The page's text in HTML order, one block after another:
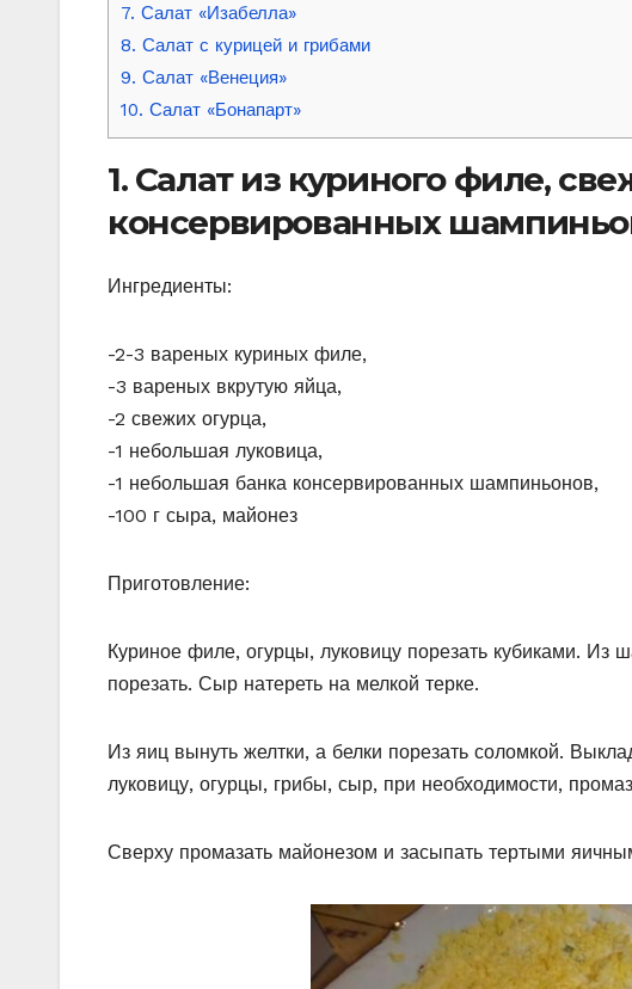
7. Салат «Изабелла»
8. Салат с курицей и грибами
9. Салат «Венеция»
10. Салат «Бонапарт»
1. Салат из куриного филе,
консервированных
Ингредиенты:
-2-3 вареных куриных филе,
-3 вареных вкрутую яйца,
-2 свежих огурца,
-1 небольшая луковица,
-1 небольшая банка консервированных шампиньонов,
-100 г сыра, майонез
Приготовление:
Куриное филе, огурцы, луковицу порезать кубиками. Из
порезать. Сыр натереть на мелкой терке.
Из яиц вынуть желтки, а белки порезать соломкой.
луковицу, огурцы, грибы, сыр, при необходимости,
Сверху промазать майонезом и засыпать тертыми